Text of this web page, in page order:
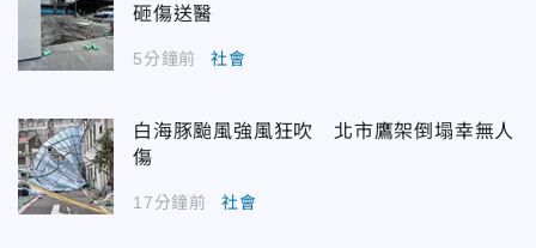
砸傷送醫
5分鐘前 社會
白海豚颱風強風狂吹 北市鷹架倒塌幸無人
傷
17分鐘前 社會